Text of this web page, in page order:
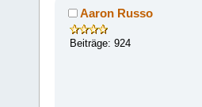
Aaron Russo
Beiträge: 924